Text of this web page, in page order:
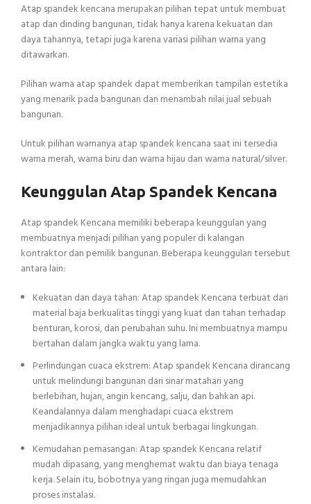
Atap spandek kencana merupakan pilihan tepat untuk membuat
atap dan dinding bangunan, tidak hanya karena kekuatan dan
daya tahannya, tetapi juga karena variasi pilihan warna yang
ditawarkan.
Pilihan warna atap spandek dapat memberikan tampilan estetika
yang menarik pada bangunan dan menambah nilai jual sebuah
bangunan.
Untuk pilihan warnanya atap spandek kencana saat ini tersedia
warna merah, warna biru dan warna hijau dan warna natural/silver.
Keunggulan Atap Spandek Kencana
Atap spandek Kencana memiliki beberapa keunggulan yang
membuatnya menjadi pilihan yang populer di kalangan
kontraktor dan pemilik bangunan. Beberapa keunggulan tersebut
antara lain:
Kekuatan dan daya tahan: Atap spandek Kencana terbuat dari
material baja berkualitas tinggi yang kuat dan tahan terhadap
benturan, korosi, dan perubahan suhu. Ini membuatnya mampu
bertahan dalam jangka waktu yang lama.
Perlindungan cuaca ekstrem: Atap spandek Kencana dirancang
untuk melindungi bangunan dari sinar matahari yang
berlebihan, hujan, angin kencang, salju, dan bahkan api.
Keandalannya dalam menghadapi cuaca ekstrem
menjadikannya pilihan ideal untuk berbagai lingkungan.
Kemudahan pemasangan: Atap spandek Kencana relatif
mudah dipasang, yang menghemat waktu dan biaya tenaga
kerja. Selain itu, bobotnya yang ringan juga memudahkan
proses instalasi.